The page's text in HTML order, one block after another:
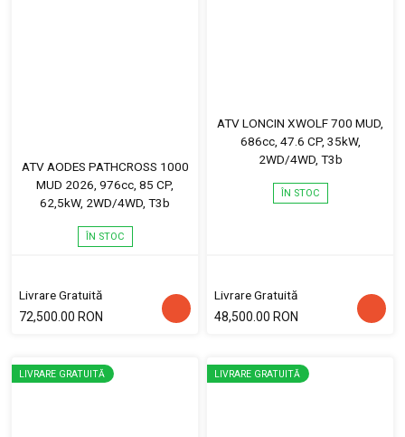
ATV AODES PATHCROSS 1000
MUD 2026, 976cc, 85 CP,
62,5kW, 2WD/4WD, T3b
ÎN STOC
Livrare Gratuită
72,500.00 RON
ATV LONCIN XWOLF 700 MUD,
686cc, 47.6 CP, 35kW,
2WD/4WD, T3b
ÎN STOC
Livrare Gratuită
48,500.00 RON
LIVRARE GRATUITĂ LIVRARE GRATUITĂ